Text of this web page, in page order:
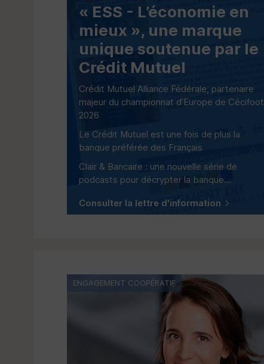
« ESS - L’économie en
mieux », une marque
unique soutenue par le
Crédit Mutuel
Crédit Mutuel Alliance Fédérale, partenaire
majeur du championnat d’Europe de Cécifoot
2026
Le Crédit Mutuel est une fois de plus la
banque préférée des Français
Clair & Bancaire : une nouvelle série de
podcasts pour décrypter la banque...
Consulter la lettre d'information
ENGAGEMENT COOPÉRATIF